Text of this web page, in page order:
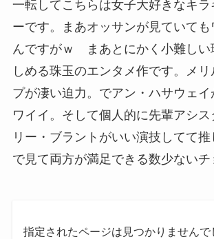
一転してこちらは女子大好きなキラ
ーです。まあオッサンが見ていても
んですがｗ まあとにかく小難しい
しめる珠玉のエンタメ作です。メ
プが凄い迫力。でアン・ハサウェイ
ワイイ。そして個人的に先輩アシス
リー・ブラントがいい演技してて
で見て両方が満足できる数少ないチ
指定されたページは見つかりませんで